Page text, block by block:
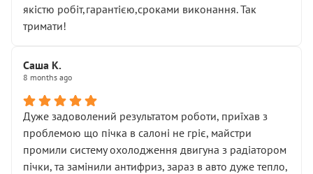
якістю робіт,гарантією,сроками виконання. Так
тримати!
Саша К.
8 months ago
Дуже задоволений результатом роботи, приїхав з
проблемою що пічка в салоні не гріє, майстри
промили систему охолодження двигуна з радіатором
пічки, та замінили антифриз, зараз в авто дуже тепло,